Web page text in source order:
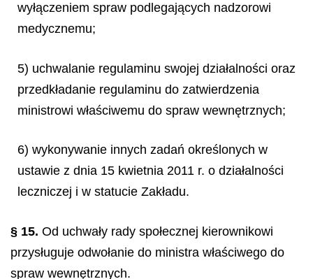
wyłączeniem spraw podlegających nadzorowi
medycznemu;
5) uchwalanie regulaminu swojej działalności oraz
przedkładanie regulaminu do zatwierdzenia
ministrowi właściwemu do spraw wewnętrznych;
6) wykonywanie innych zadań określonych w
ustawie z dnia 15 kwietnia 2011 r. o działalności
leczniczej i w statucie Zakładu.
§ 15. Od uchwały rady społecznej kierownikowi
przysługuje odwołanie do ministra właściwego do
spraw wewnętrznych.